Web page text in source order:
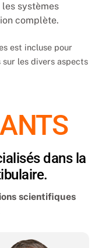
systèmes
complète.
est incluse pour
les divers aspects
dans la
scientifiques